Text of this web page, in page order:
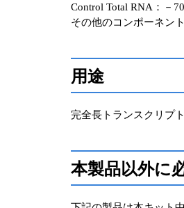
Control Total RNA：－
その他のコンポーネン
用途
完全長トランスクリプ
本製品以外に